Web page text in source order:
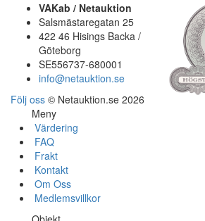
VAKab / Netauktion
Salsmästaregatan 25
422 46 Hisings Backa /
Göteborg
SE556737-680001
info@netauktion.se
Följ oss © Netauktion.se 2026
Meny
Värdering
FAQ
Frakt
Kontakt
Om Oss
Medlemsvillkor